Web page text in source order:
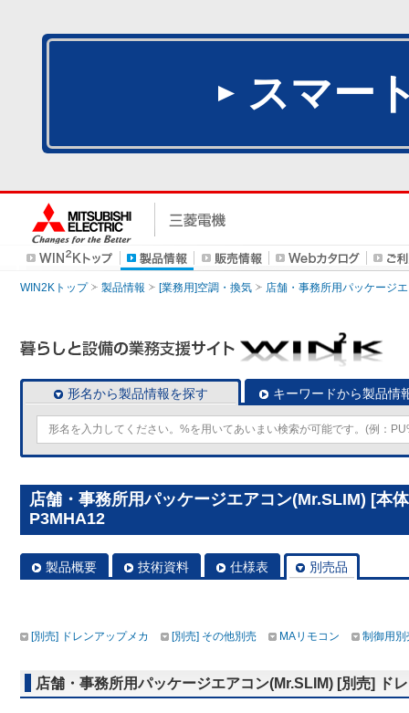
スマー
WIN2Kトップ 製品情報 [業務用]空調・換気 店舗・事務所用パッケージ
形名から製品情報を探す キーワードから製品情
店舗・事務所用パッケージエアコン(Mr.SLIM) [本
P3MHA12
製品概要 技術資料 仕様表 別売品
[別売] ドレンアップメカ [別売] その他別売 MAリモコン 制御用別
店舗・事務所用パッケージエアコン(Mr.SLIM) [別売] ド